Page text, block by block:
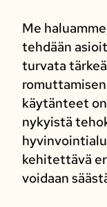
Me
tehdään
turvata
käytänteet
nykyistä
kehitettävä
voidaan